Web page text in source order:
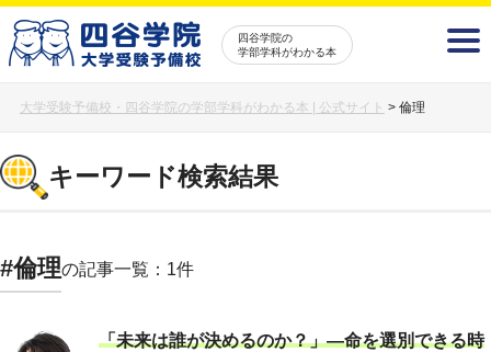
四谷学院の
学部学科がわかる本
大学受験予備校・四谷学院の学部学科がわかる本 | 公式サイト > 倫理
キーワード検索結果
#倫理の記事一覧：1件
「未来は誰が決めるのか？」―命を選別できる時